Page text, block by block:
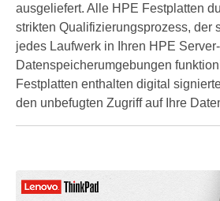
ausgeliefert. Alle HPE Festplatten
strikten Qualifizierungsprozess, der
jedes Laufwerk in Ihren HPE
Datenspeicherumgebungen
Festplatten enthalten digital
den unbefugten Zugriff auf Ihre